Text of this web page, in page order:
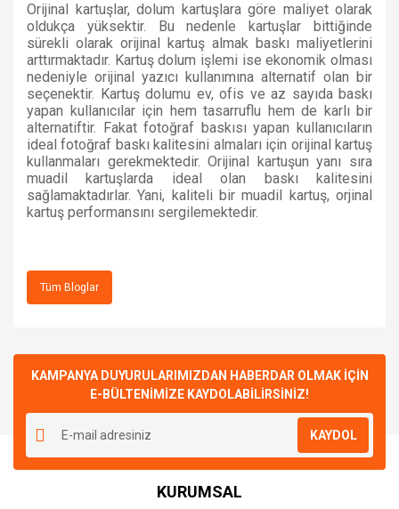
Orijinal kartuşlar, dolum kartuşlara göre maliyet olarak
oldukça yüksektir. Bu nedenle kartuşlar bittiğinde
sürekli olarak orijinal kartuş almak baskı maliyetlerini
arttırmaktadır. Kartuş dolum işlemi ise ekonomik olması
nedeniyle orijinal yazıcı kullanımına alternatif olan bir
seçenektir. Kartuş dolumu ev, ofis ve az sayıda baskı
yapan kullanıcılar için hem tasarruflu hem de karlı bir
alternatiftir. Fakat fotoğraf baskısı yapan kullanıcıların
ideal fotoğraf baskı kalitesini almaları için orijinal kartuş
kullanmaları gerekmektedir. Orijinal kartuşun yanı sıra
muadil kartuşlarda ideal olan baskı kalitesini
sağlamaktadırlar. Yani, kaliteli bir muadil kartuş, orjinal
kartuş performansını sergilemektedir.
Tüm Bloglar
KAMPANYA DUYURULARIMIZDAN HABERDAR OLMAK İÇİN
E-BÜLTENİMİZE KAYDOLABİLİRSİNİZ!
KAYDOL
KURUMSAL